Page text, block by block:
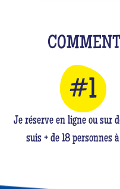
Je réserve en ligne ou sur
suis + de 18 personnes